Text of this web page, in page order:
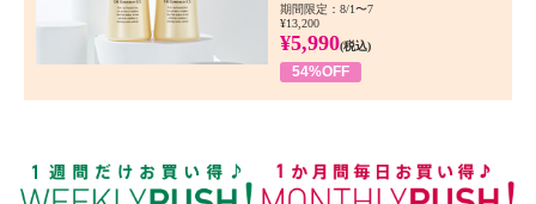
期間限定：8/1〜7
¥13,200
¥5,990(税込)
54%OFF